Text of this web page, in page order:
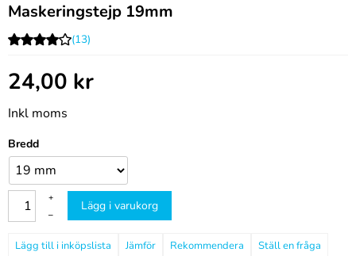
Maskeringstejp 19mm
(13)
24,00 kr
Inkl moms
Bredd
+
–
Lägg i varukorg
Jämför Rekommendera Ställ en fråga